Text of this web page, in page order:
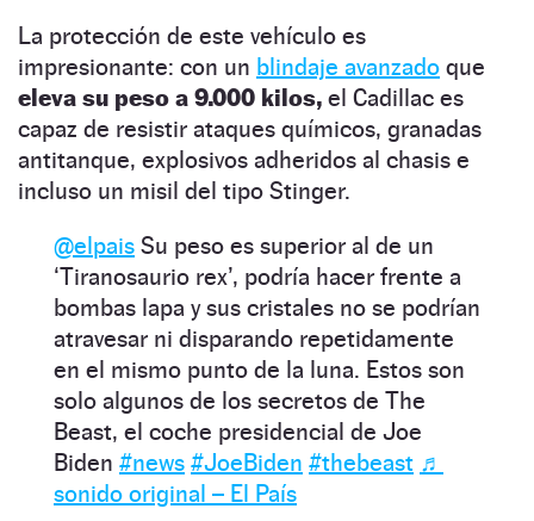
La protección de este vehículo es
impresionante: con un blindaje avanzado que
eleva su peso a 9.000 kilos, el Cadillac es
capaz de resistir ataques químicos, granadas
antitanque, explosivos adheridos al chasis e
incluso un misil del tipo Stinger.
@elpais Su peso es superior al de un
‘Tiranosaurio rex’, podría hacer frente a
bombas lapa y sus cristales no se podrían
atravesar ni disparando repetidamente
en el mismo punto de la luna. Estos son
solo algunos de los secretos de The
Beast, el coche presidencial de Joe
Biden #news #JoeBiden #thebeast ♬
sonido original – El País